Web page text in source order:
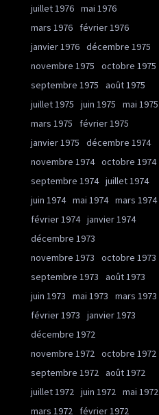
juillet 1976 mai 1976
mars 1976
février 1976
janvier 1976 décembre 1975
novembre 1975
octobre 1975
septembre 1975
août 1975
juillet 1975
juin 1975
mai 1975
mars 1975
février 1975
janvier 1975
décembre 1974
novembre 1974 octobre 1974
septembre 1974 juillet 1974
juin 1974 mai 1974 mars 1974
février 1974 janvier 1974
décembre 1973
novembre 1973
octobre 1973
septembre 1973
août 1973
juin 1973
mai 1973
mars 1973
février 1973
janvier 1973
décembre 1972
novembre 1972 octobre 1972
septembre 1972 août 1972
juillet 1972 juin 1972 mai 1972
mars 1972
février 1972